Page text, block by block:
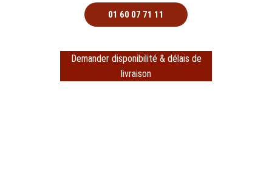
01 60 07 71 11
Demander disponibilité & délais de
livraison